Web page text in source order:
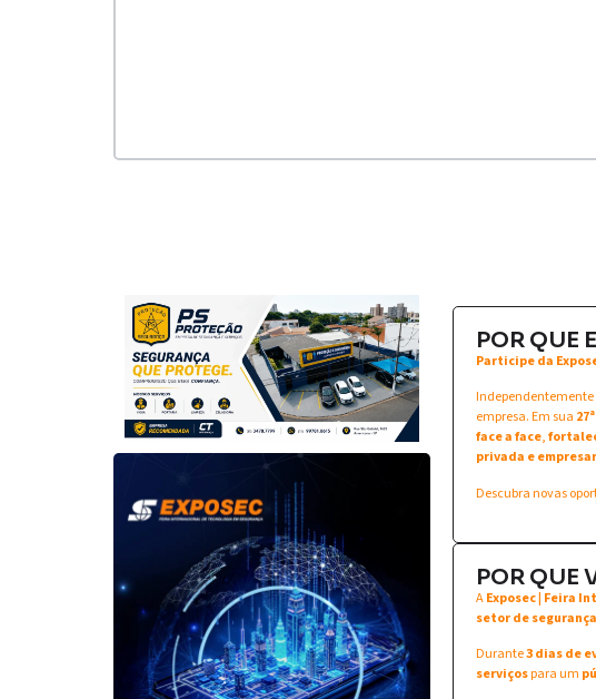
POR QUE
Participe da
empresa. Em sua
face a face,
privada e
Descubra novas
POR QUE
AExposec | Feira
setor de segurança
Durante3 dias de
serviçospara um